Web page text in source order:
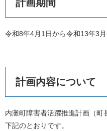
計画期間
令和8年4月1日から令和13年3月
計画内容について
内灘町障害者活躍推進計画（町
下記のとおりです。